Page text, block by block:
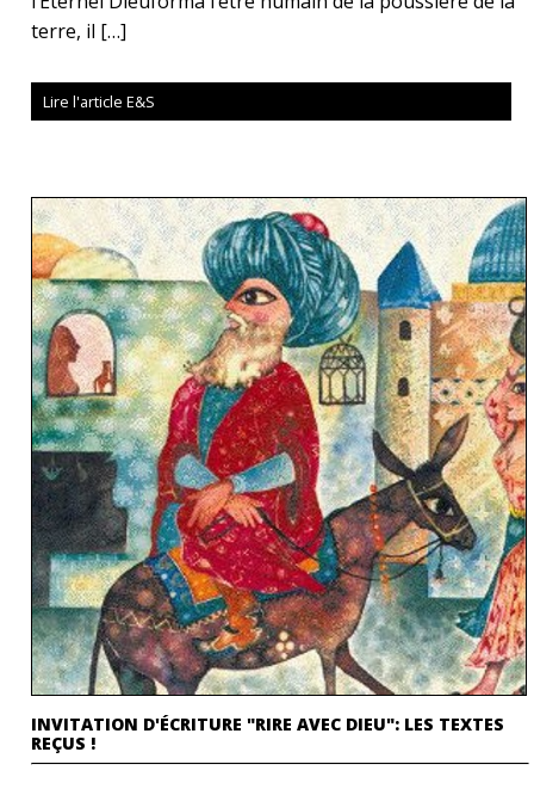
terre, il […]
Lire l'article E&S
INVITATION D'ÉCRITURE "RIRE AVEC DIEU": LES TEXTES
REÇUS !